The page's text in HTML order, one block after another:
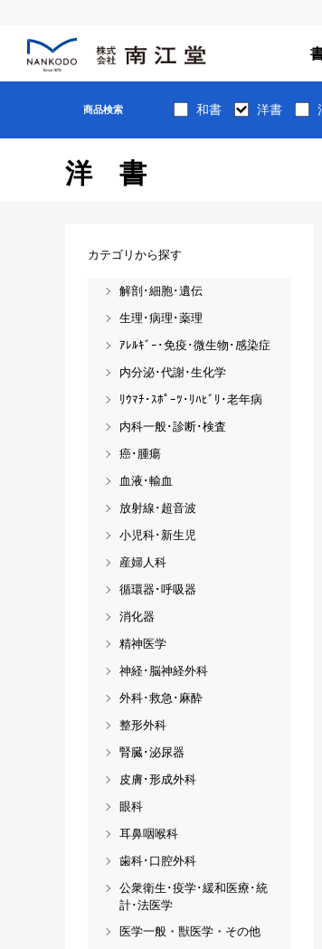
商品検索 和書 洋書
洋書
カテゴリから探す
解剖･細胞･遺伝
生理･病理･薬理
ｱﾚﾙｷﾞｰ･免疫･微生物･感染症
内分泌･代謝･生化学
ﾘｳﾏﾁ･ｽﾎﾟｰﾂ･ﾘﾊﾋﾞﾘ･老年病
内科一般･診断･検査
癌･腫瘍
血液･輸血
放射線･超音波
小児科･新生児
産婦人科
循環器･呼吸器
消化器
精神医学
神経･脳神経外科
外科･救急･麻酔
整形外科
腎臓･泌尿器
皮膚･形成外科
眼科
耳鼻咽喉科
歯科･口腔外科
公衆衛生･疫学･緩和医療･統
計･法医学
医学一般・獣医学・その他